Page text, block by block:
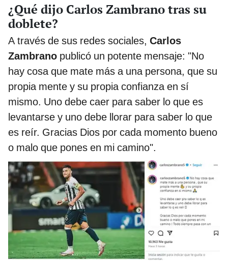
¿Qué dijo Carlos Zambrano tras su
doblete?
A través de sus redes sociales, Carlos
Zambrano publicó un potente mensaje: "No
hay cosa que mate más a una persona, que su
propia mente y su propia confianza en sí
mismo. Uno debe caer para saber lo que es
levantarse y uno debe llorar para saber lo que
es reír. Gracias Dios por cada momento bueno
o malo que pones en mi camino".